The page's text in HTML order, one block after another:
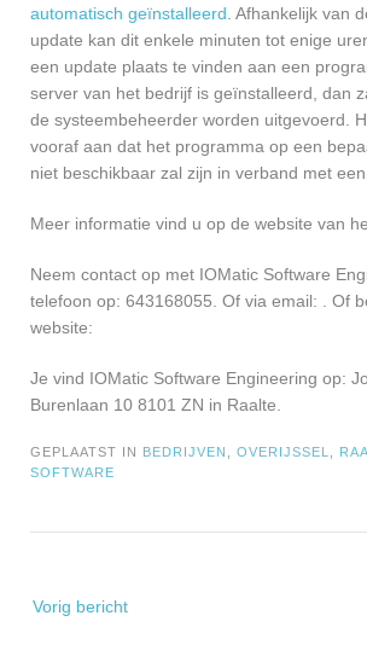
automatisch geïnstalleerd. Afhankelijk van
update kan dit enkele minuten tot enige
een update plaats te vinden aan een
server van het bedrijf is geïnstalleerd, dan
de systeembeheerder worden uitgevoerd.
vooraf aan dat het programma op een
niet beschikbaar zal zijn in verband met
Meer informatie vind u op de website van
Neem contact op met IOMatic Software
telefoon op: 643168055. Of via email: . Of
website:
Je vind IOMatic Software Engineering op:
Burenlaan 10 8101 ZN in Raalte.
GEPLAATST IN BEDRIJVEN , OVERIJSSEL,
SOFTWARE
navigatie
Vorig bericht